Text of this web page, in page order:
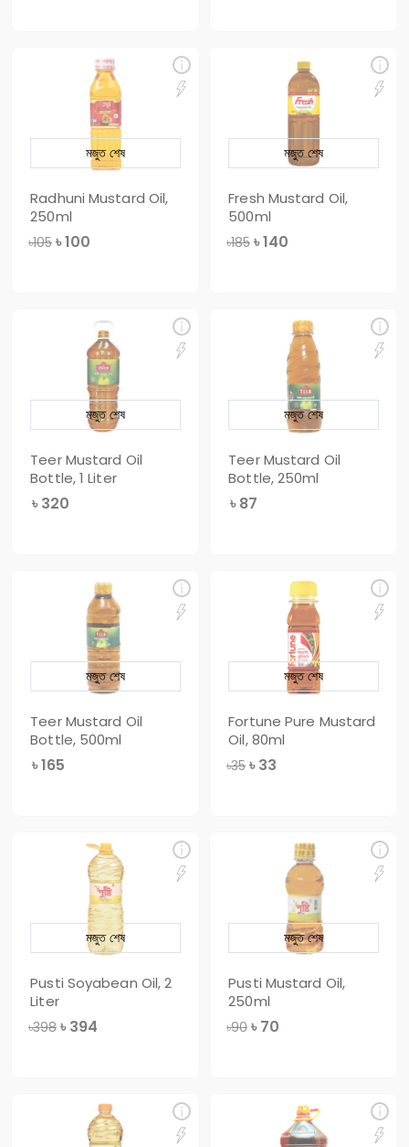
Radhuni Mustard Oil,
250ml
৳105 ৳100
মজুত শেষ
Fresh Mustard Oil,
500ml
৳185 ৳140
মজুত শেষ
Teer Mustard Oil
Bottle, 1 Liter
৳ 320
মজুত শেষ
Teer Mustard Oil
Bottle, 250ml
৳ 87
মজুত শেষ
Teer Mustard Oil
Bottle, 500ml
৳165
মজুত শেষ
Fortune Pure Mustard
Oil, 80ml
৳35 ৳ 33
মজুত শেষ
Pusti Soyabean Oil, 2
Liter
৳398 ৳ 394
মজুত শেষ
Pusti Mustard Oil,
250ml
৳90 ৳ 70
মজুত শেষ